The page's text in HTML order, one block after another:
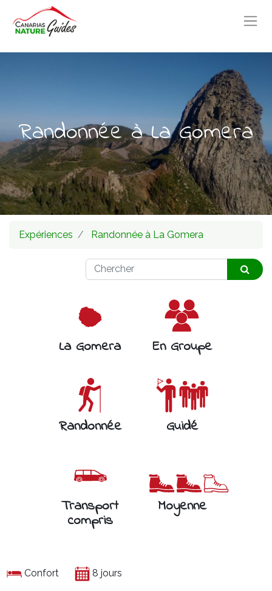
Randonnée à La Gomera
Expériences Randonnée à La Gomera
La Gomera En Groupe
Randonnée Guidé
Transport
compris
Moyenne
Confort 8 jours